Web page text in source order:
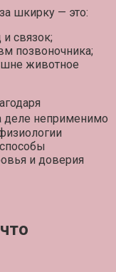
шкирку — это:
связок;
позвоночника;
животное
деле неприменимо
и доверия